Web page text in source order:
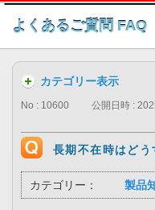
こ
よくあるご質問 FAQ
カテゴリー表示
No : 10600 公開日時 :
長期不在時はどう
カテゴリー： 製品